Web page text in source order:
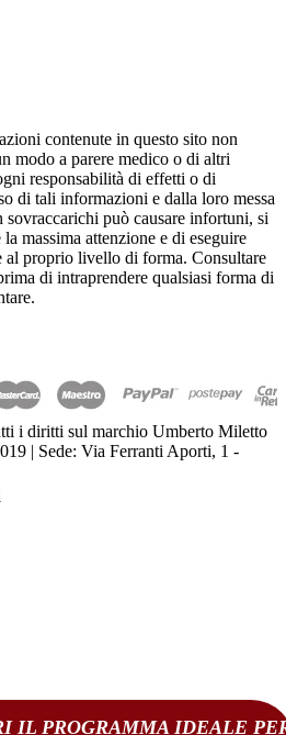
contenute in questo sito non
modo a parere medico o di altri
responsabilità di effetti o di
di tali informazioni e dalla loro messa
può causare infortuni, si
massima attenzione e di eseguire
al proprio livello di forma. Consultare
di intraprendere qualsiasi forma di
i diritti sul marchio Umberto Miletto
| Sede: Via Ferranti Aporti, 1 -
IL PROGRAMMA IDEALE